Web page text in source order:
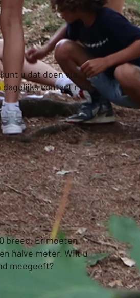
u dat doen via
contact met
kamp:
breed. Er moeten
halve meter. Wilt u
meegeeft?